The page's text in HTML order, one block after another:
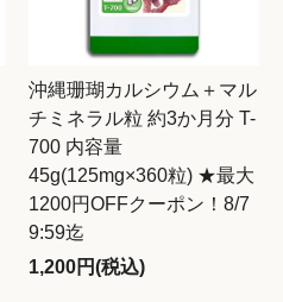
沖縄珊瑚カルシウム＋マル
チミネラル粒 約3か月分 T-
700 内容量
45g(125mg×360粒) ★最大
1200円OFFクーポン！8/7
9:59迄
1,200円(税込)